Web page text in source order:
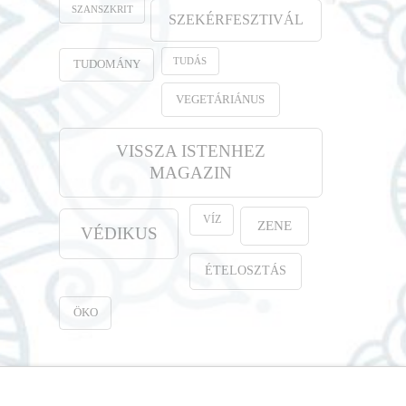
SZANSZKRIT
SZEKÉRFESZTIVÁL
TUDOMÁNY TUDÁS
VEGETÁRIÁNUS
VISSZA ISTENHEZ
MAGAZIN
VÉDIKUS
VÍZ ZENE
ÉTELOSZTÁS
ÖKO